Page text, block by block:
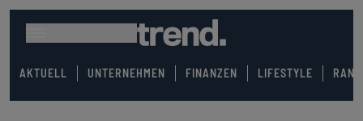
AKTUELL UNTERNEHMEN FINANZEN LIFESTYLE